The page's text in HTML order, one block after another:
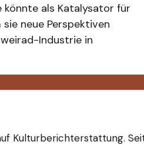
könnte als Katalysator für
neue Perspektiven
Industrie in
Kulturberichterstattung.